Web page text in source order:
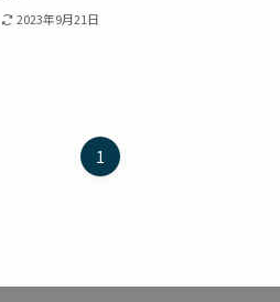
2023年9月21日
1